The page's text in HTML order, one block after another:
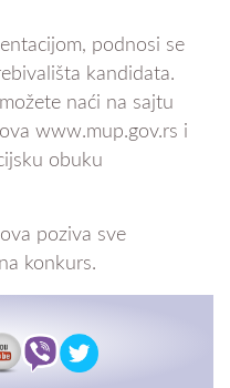
podnosi se
kandidata.
naći na sajtu
www.mup.gov.rs i
obuku
poziva sve
konkurs.